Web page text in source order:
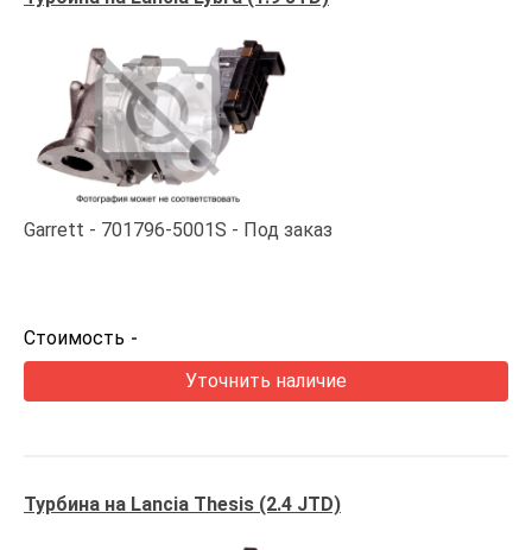
Garrett 701796-5001S Под заказ
Стоимость -
Уточнить наличие
Турбина на Lancia Thesis (2.4 JTD)